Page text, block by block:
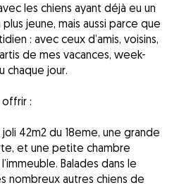
les chiens ayant déjà eu un
jeune, mais aussi parce que
: avec ceux d’amis, voisins,
de mes vacances, week-
chaque jour.
:
42m2 du 18eme, une grande
et une petite chambre
Balades dans le
nombreux autres chiens de